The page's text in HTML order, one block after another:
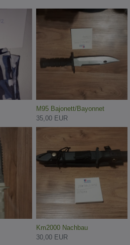
M95 Bajonett/Bayonnet
35,00 EUR
Km2000 Nachbau
30,00 EUR